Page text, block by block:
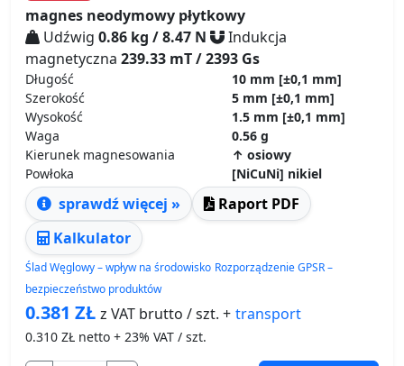
magnes neodymowy płytkowy
Udźwig 0.86 kg / 8.47 N
Indukcja
magnetyczna 239.33 mT / 2393 Gs
Długość 10 mm [±0,1 mm]
Szerokość
5 mm [±0,1 mm]
Wysokość
1.5 mm [±0,1 mm]
Waga
0.56 g
Kierunek magnesowania
↑ osiowy
Powłoka
[NiCuNi] nikiel
sprawdź więcej »
Raport PDF
Kalkulator
Ślad Węglowy – wpływ na środowisko Rozporządzenie GPSR –
bezpieczeństwo produktów
0.381 ZŁ z VAT brutto / szt. + transport
0.310 ZŁ netto + 23% VAT / szt.